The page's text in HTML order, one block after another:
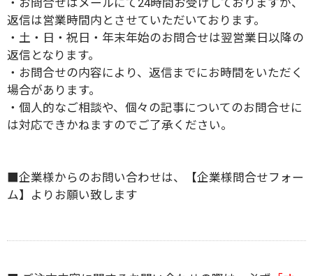
返信は営業時間内とさせていただいております。
・土・日・祝日・年末年始のお問合せは翌営業日以降の
返信となります。
・お問合せの内容により、返信までにお時間をいただく
場合があります。
・個人的なご相談や、個々の記事についてのお問合せに
は対応できかねますのでご了承ください。
■企業様からのお問い合わせは、
【企業様問合せフォー
ム】 よりお願い致します